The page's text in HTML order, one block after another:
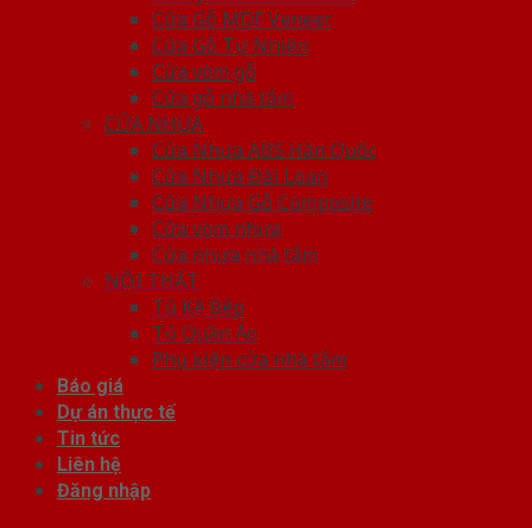
Cửa Gỗ MDF Veneer
Cửa Gỗ Tự Nhiên
Cửa vòm gỗ
Cửa gỗ nhà tắm
CỬA NHỰA
Cửa Nhựa ABS Hàn Quốc
Cửa Nhựa Đài Loan
Cửa Nhựa Gỗ Composite
Cửa vòm nhựa
Cửa nhựa nhà tắm
NỘI THẤT
Tủ Kệ Bếp
Tủ Quần Áo
Phụ kiện cửa nhà tắm
Báo giá
Dự án thực tế
Tin tức
Liên hệ
Đăng nhập